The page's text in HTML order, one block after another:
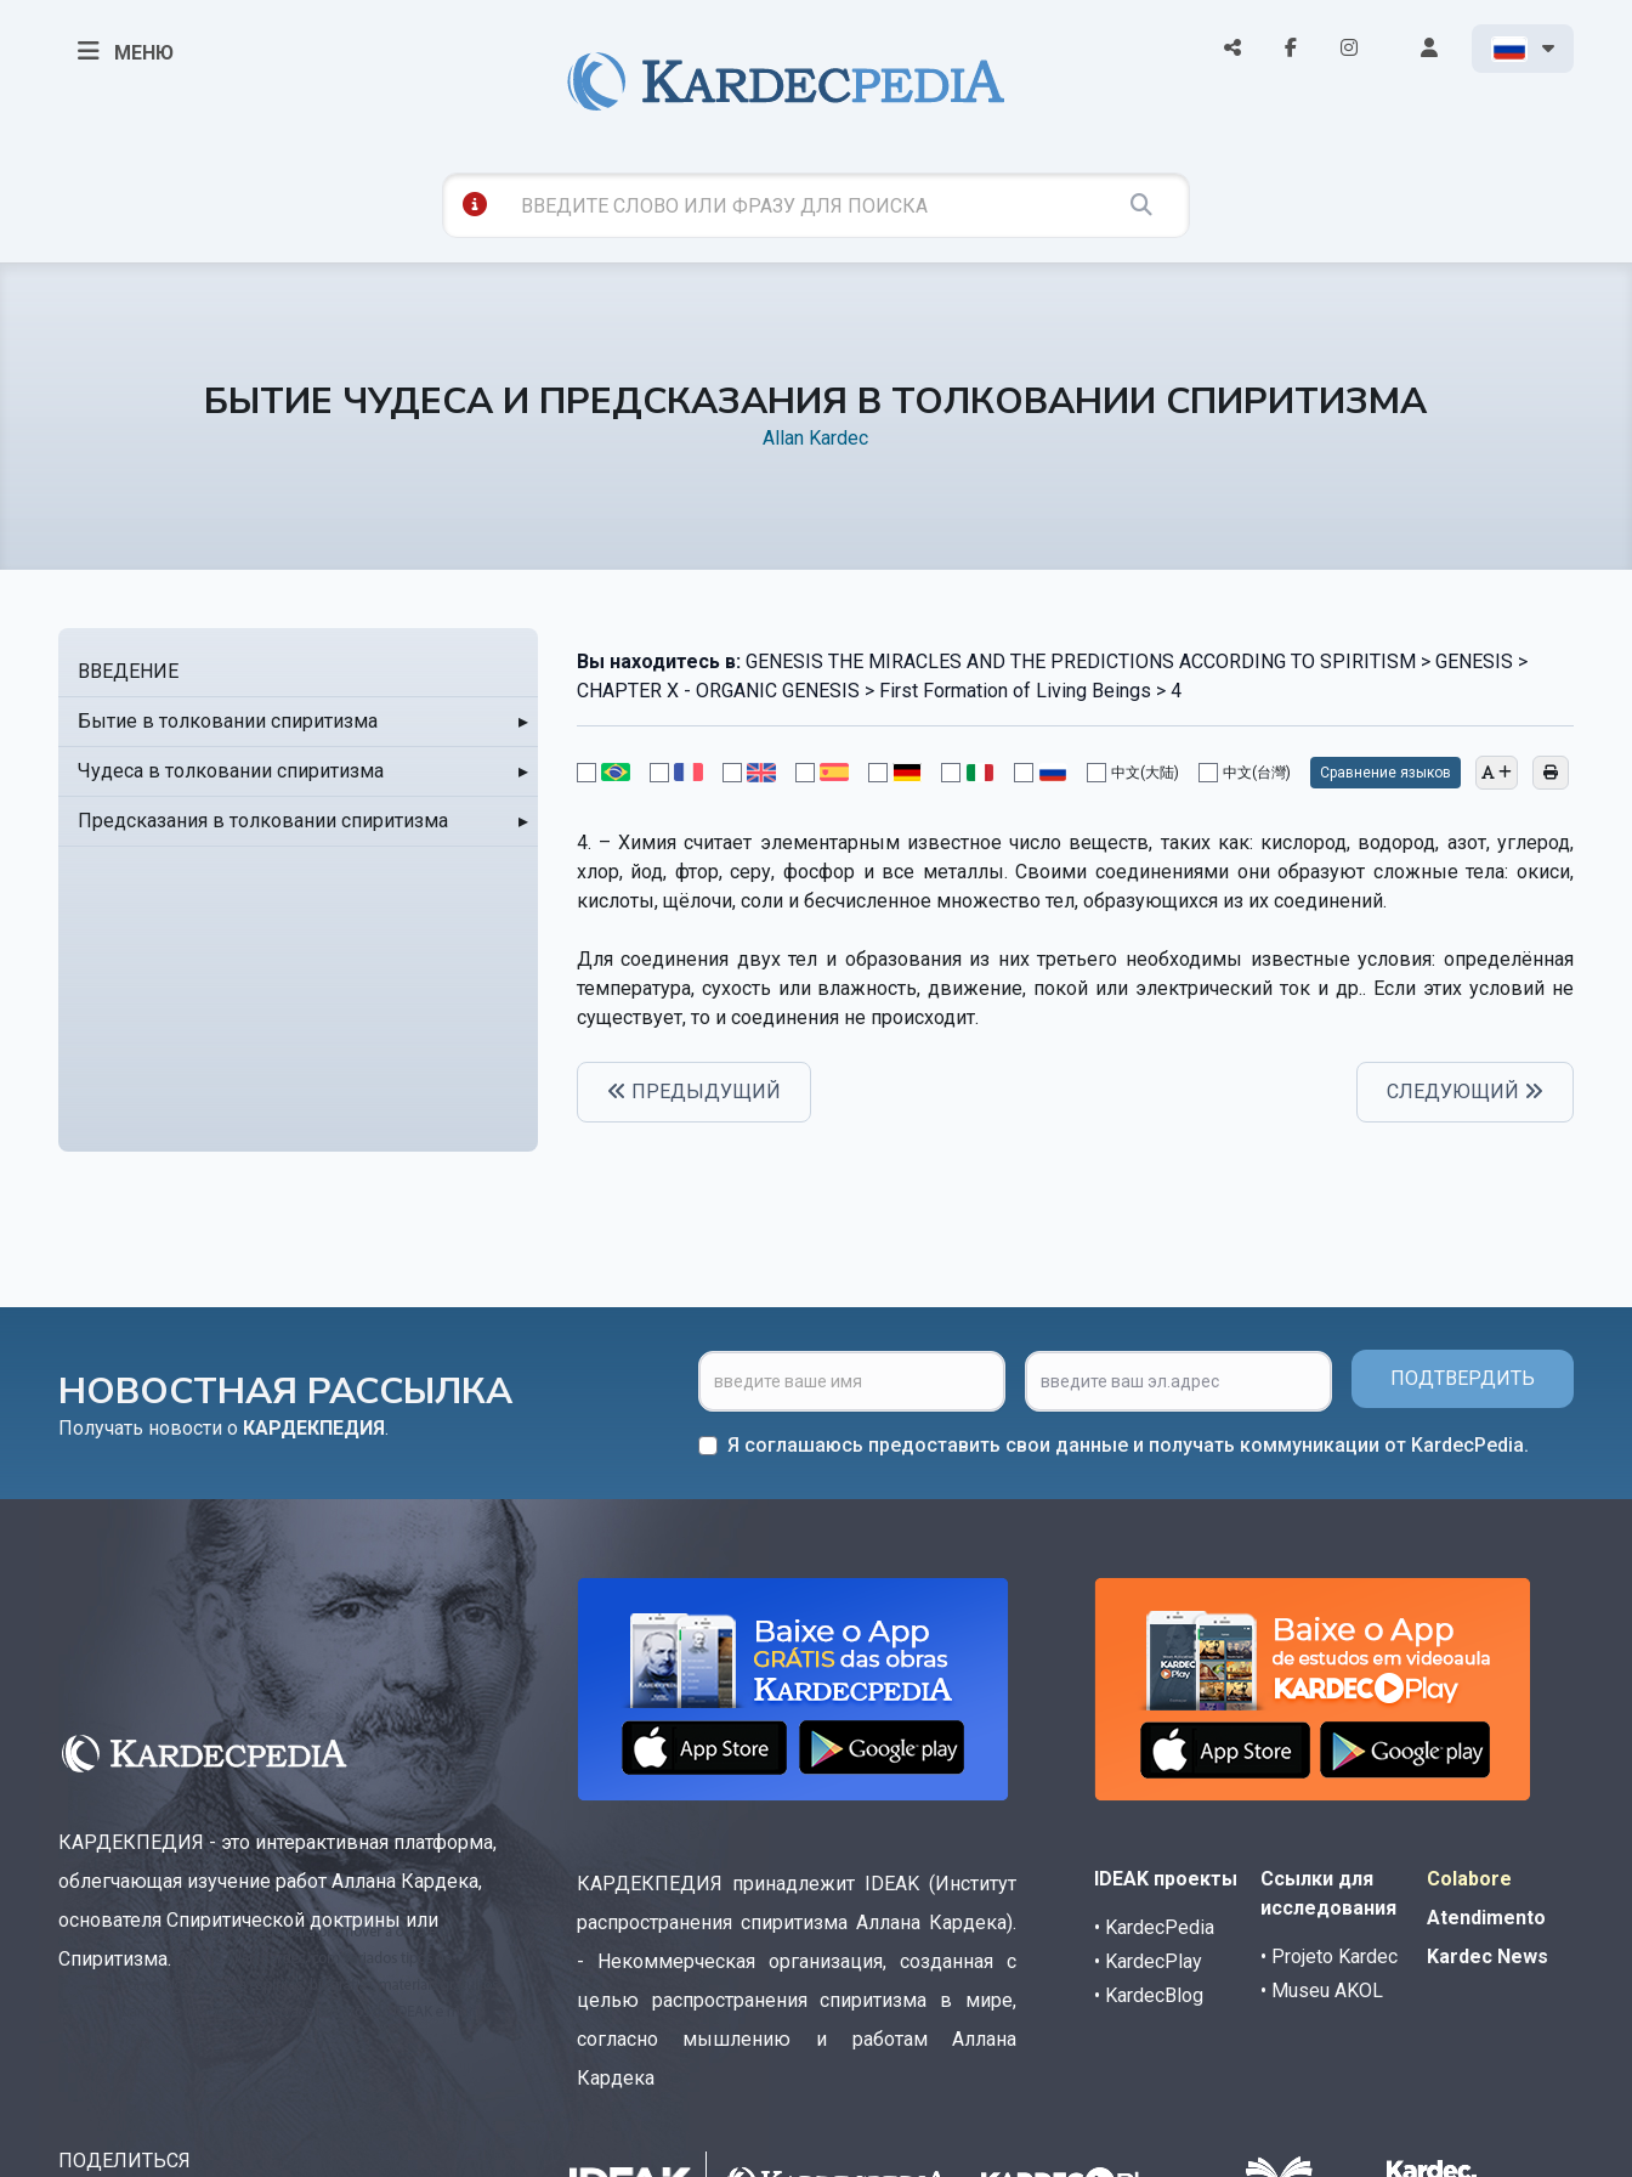
МЕНЮ
БЫТИЕ ЧУДЕСА И ПРЕДСКАЗАНИЯ В ТОЛКОВАНИИ СПИРИТИЗМА
Allan Kardec
ВВЕДЕНИЕ
Бытие в толковании спиритизма ▸
Чудеса в толковании спиритизма ▸
Предсказания в толковании спиритизма ▸
Вы находитесь в:GENESIS THE MIRACLES AND THE PREDICTIONS ACCORDING TO SPIRITISM > GENESIS >
CHAPTER X - ORGANIC GENESIS > First Formation of Living Beings > 4
中文(大陆) 中文(台灣) Сравнение языков
4. – Химия считает элементарным известное число веществ, таких как: кислород, водород, азот, углерод,
хлор, йод, фтор, серу, фосфор и все металлы. Своими соединениями они образуют сложные тела: окиси,
кислоты, щёлочи, соли и бесчисленное множество тел, образующихся из их соединений.
Для соединения двух тел и образования из них третьего необходимы известные условия: определённая
температура, сухость или влажность, движение, покой или электрический ток и др.. Если этих условий не
существует, то и соединения не происходит.
ПРЕДЫДУЩИЙ СЛЕДУЮЩИЙ
НОВОСТНАЯ РАССЫЛКА
Получать новости о КАРДЕКПЕДИЯ.
ПОДТВЕРДИТЬ
Я соглашаюсь предоставить свои данные и получать коммуникации от KardecPedia.
КАРДЕКПЕДИЯ - это интерактивная платформа,
облегчающая изучение работ Аллана Кардека,
основателя Спиритической доктрины или
Спиритизма.
КАРДЕКПЕДИЯ принадлежит IDEAK (Институт
распространения спиритизма Аллана Кардека).
- Некоммерческая организация, созданная с
целью распространения спиритизма в мире,
согласно мышлению и работам Аллана
Кардека
IDEAK проекты
• KardecPedia
• KardecPlay
• KardecBlog
Ссылки для
исследования
• Projeto Kardec
• Museu AKOL
Colabore
Atendimento
Kardec News
ПОДЕЛИТЬСЯ